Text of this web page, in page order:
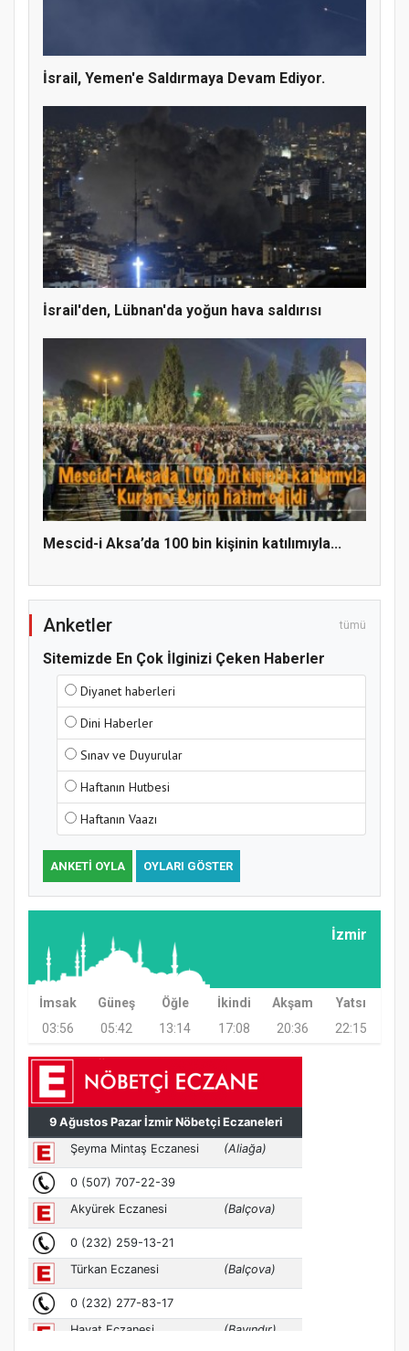
MÜFTÜ ABULSELAM ÖZDERE’YE ZİYARET
Hz. Peygamber ve Gençlik Konferansı
Samsun Atakum’da Yaz Kur’an Kursu
Kapanış Programı
Samsun Atakum’da Ayasofya Camii
Türkiye’de insanlar dinle bağlarını
koparıyor mu?
İsrail, Yemen'e Saldırmaya Devam Ediyor.
İsrail'den, Lübnan'da yoğun hava saldırısı
Mescid-i Aksa’da 100 bin kişinin katılımıyla...
Anketler tümü
Sitemizde En Çok İlginizi Çeken Haberler
Diyanet haberleri
Dini Haberler
Sınav ve Duyurular
Haftanın Hutbesi
Haftanın Vaazı
ANKETI OYLA OYLARI GÖSTER
İzmir
İmsak Güneş Öğle İkindi Akşam
Yatsı
03:56
05:42 13:14 17:08 20:36 22:15